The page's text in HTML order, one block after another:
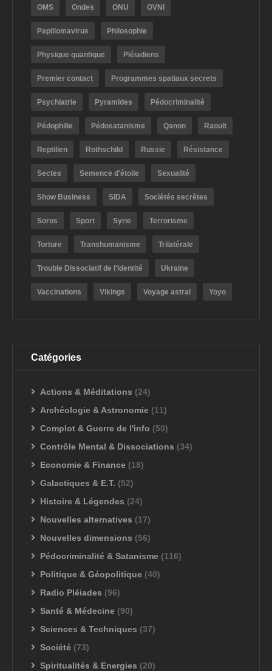
OMS Ondes ONU OVNI
Papillomavirus Philosophie
Physique quantique Pléiadiens
Premier contact Programmes spatiaux secrets
Psychiatrie Pyramides Pédocriminalité
Pédophilie Pédosatanisme Qanon Raoult
Reptilien Rothschild Russie Résistance
Sectes Semence d'étoile Sexualité
Show Business SIDA Sociétés secrètes
Soros Sport Syrie Terrorisme
Torture Transhumanisme Trilatérale
Trouble Dissociatif de l'Identité Ukraine
Vaccinations Vikings Voyage astral Yoyo
Catégories
Actions & Méditations (24)
Archéologie & Astronomie (11)
Complot & Guerre de l'info (50)
Contrôle Mental & Dissociations (34)
Economie & Finance (18)
Galactiques & E.T. (52)
Histoire & Légendes (24)
Nouvelles alternatives (17)
Nouvelles dimensions (56)
Pédocriminalité & Satanisme (116)
Politique & Géopolitique (40)
Radio Pléiades (96)
Santé & Médecine (90)
Sciences & Techniques (37)
Société (73)
Spiritualités & Energies (20)